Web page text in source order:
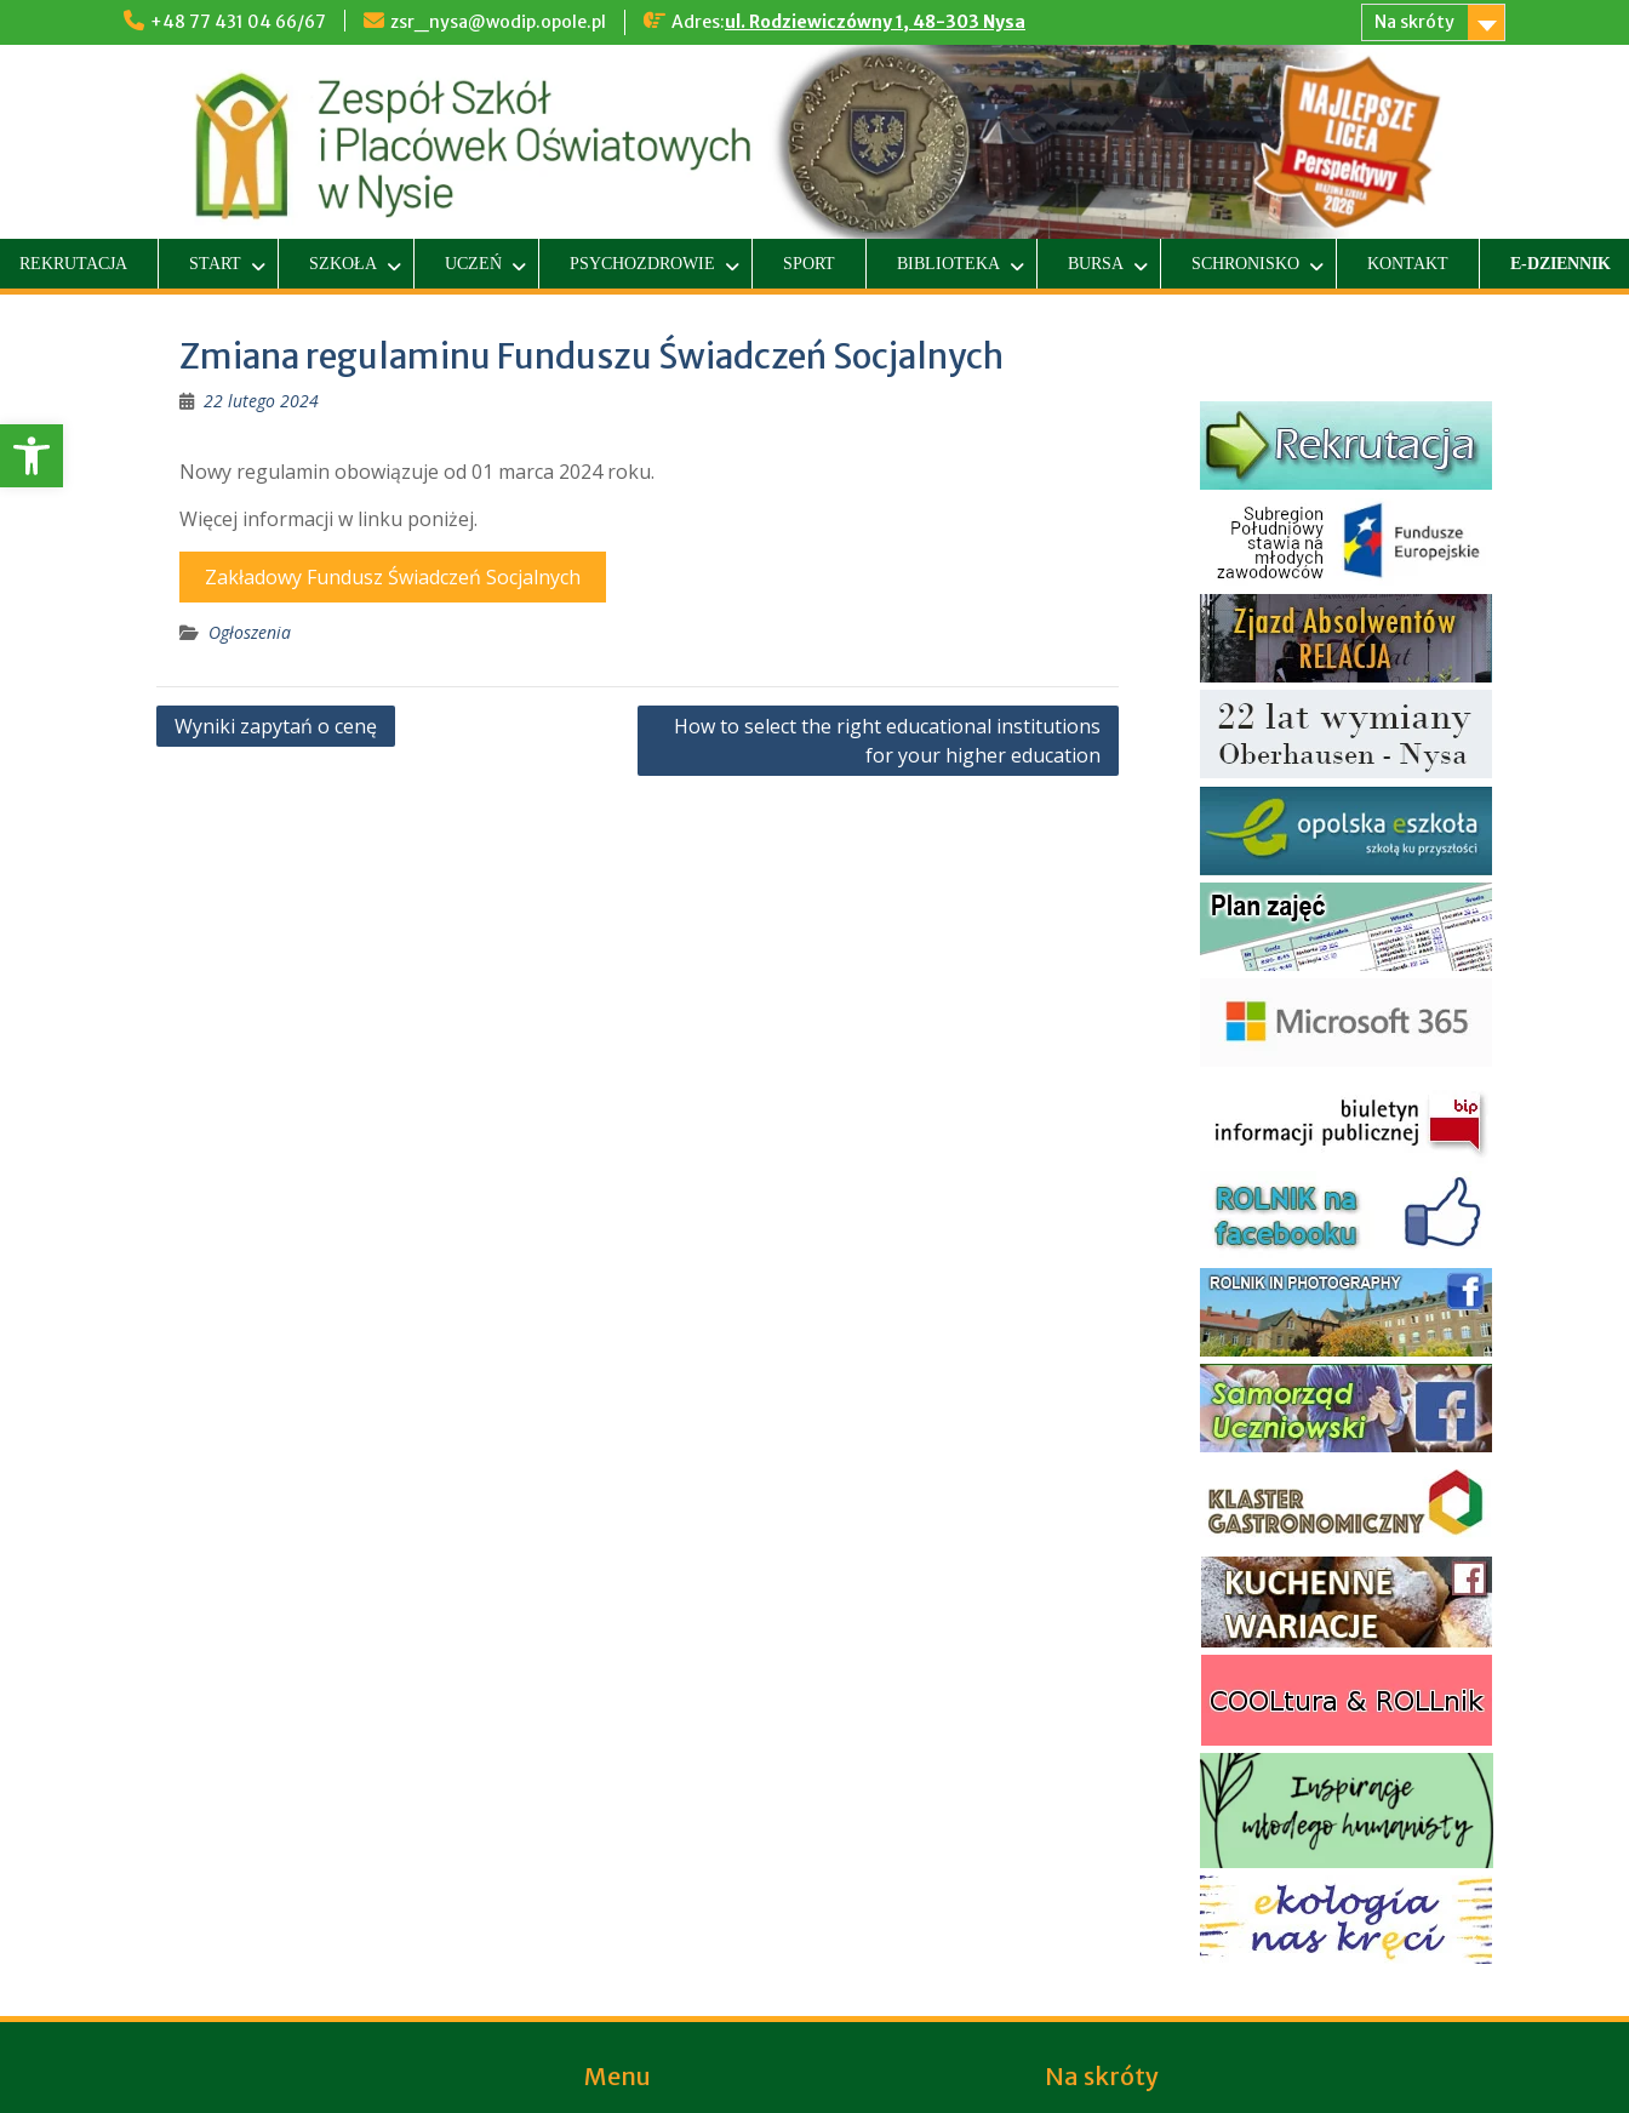
Otwórz pasek narzędzi
+48 77 431 04 66/67 zsr_nysa@wodip.opole.pl Adres:ul. Rodziewiczówny 1, 48-303 Nysa Na skróty
REKRUTACJA START SZKOŁA UCZEŃ PSYCHOZDROWIE SPORT BIBLIOTEKA BURSA SCHRONISKO KONTAKT E-DZIENNIK
Zmiana regulaminu Funduszu Świadczeń Socjalnych
22 lutego 2024
Nowy regulamin obowiązuje od 01 marca 2024 roku.
Więcej informacji w linku poniżej.
Zakładowy Fundusz Świadczeń Socjalnych
Ogłoszenia
Nawigacja
Wyniki zapytań o cenę
How to select the right educational institutions
for your higher education
Menu Na skróty